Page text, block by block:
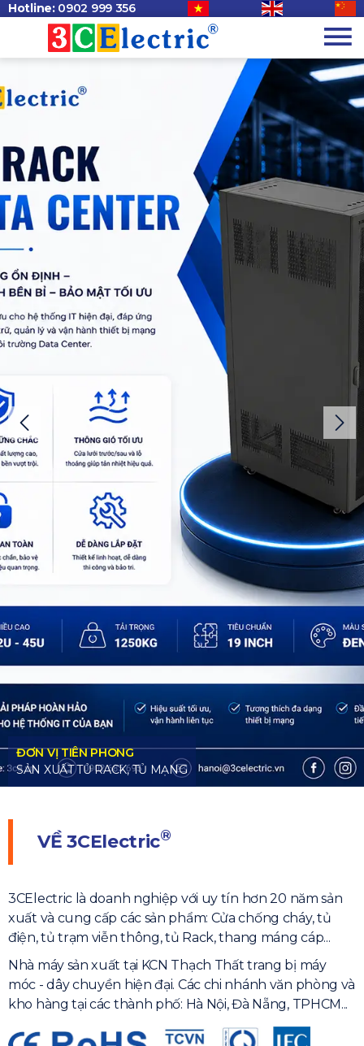
Hotline: 0902 999 356
VỀ3CElectric®
3CElectric là doanh nghiệp với uy tín hơn 20 năm sản
xuất và cung cấp các sản phẩm: Cửa chống cháy, tủ
điện, tủ trạm viễn thông, tủ Rack, thang máng cáp...
Nhà máy sản xuất tại KCN Thạch Thất trang bị máy
móc - dây chuyền hiện đại. Các chi nhánh văn phòng và
kho hàng tại các thành phố: Hà Nội, Đà Nẵng, TPHCM...